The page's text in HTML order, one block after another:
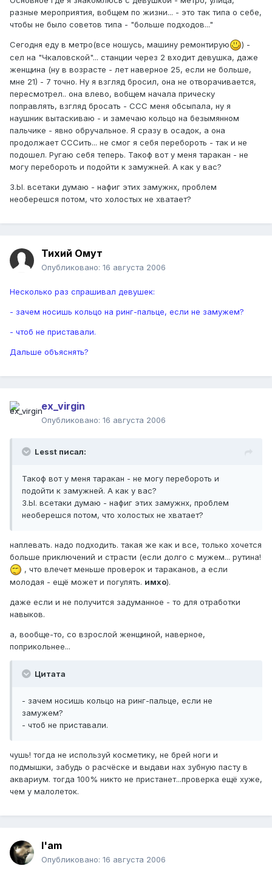
разные мероприятия, вобщем по жизни... - это так типа о себе,
чтобы не было советов типа - "больше подходов..."
Сегодня еду в метро(все ношусь, машину ремонтирую
) -
сел на "Чкаловской"... станции через 2 входит девушка, даже
женщина (ну в возрасте - лет наверное 25, если не больше,
мне 21) - 7 точно. Ну я взгляд бросил, она не отворачивается,
пересмотрел.. она влево, вобщем начала прическу
поправлять, взгляд бросать - ССС меня обсыпала, ну я
наушник вытаскиваю - и замечаю кольцо на безымянном
пальчике - явно обручальное. Я сразу в осадок, а она
продолжает СССить... не смог я себя перебороть - так и не
подошел. Ругаю себя теперь. Такоф вот у меня таракан - не
могу перебороть и подойти к замужней. А как у вас?
З.Ы. всетаки думаю - нафиг этих замужнх, проблем
необерешся потом, что холостых не хватает?
Тихий Омут
Опубликовано: 16 августа 2006
Несколько раз спрашивал девушек:
- зачем носишь кольцо на ринг-пальце, если не замужем?
- чтоб не приставали.
Дальше объяснять?
ex_virgin
Опубликовано: 16 августа 2006
Lesst писал:
Такоф вот у меня таракан - не могу перебороть и
подойти к замужней. А как у вас?
З.Ы. всетаки думаю - нафиг этих замужнх, проблем
необерешся потом, что холостых не хватает?
наплевать. надо подходить. такая же как и все, только хочется
больше приключений и страсти (если долго с мужем... рутина!
, что влечет меньше проверок и тараканов, а если
молодая - ещё может и погулять. имхо).
даже если и не получится задуманное - то для отработки
навыков.
а, вообще-то, со взрослой женщиной, наверное,
поприкольнее...
Цитата
- зачем носишь кольцо на ринг-пальце, если не
замужем?
- чтоб не приставали.
чушь! тогда не используй косметику, не брей ноги и
подмышки, забудь о расчёске и выдави нах зубную пасту в
аквариум. тогда 100% никто не пристанет...проверка ещё хуже,
чем у малолеток.
I'am
Опубликовано: 16 августа 2006